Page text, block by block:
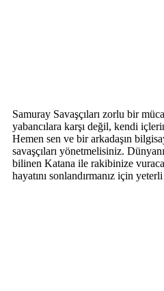
Samuray Savaşçıları zorlu bir
yabancılara karşı değil, kendi
Hemen sen ve bir arkadaşın
savaşçıları yönetmelisiniz.
bilinen Katana ile rakibinize
hayatını sonlandırmanız için